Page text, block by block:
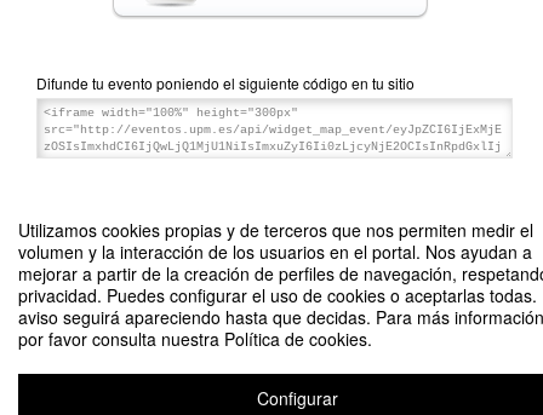
Utilizamos cookies propias y de terceros que nos permiten medir el
volumen y la interacción de los usuarios en el portal. Nos ayudan a
mejorar a partir de la creación de perfiles de navegación,
privacidad. Puedes configurar el uso de cookies o aceptarlas todas.
aviso seguirá apareciendo hasta que decidas. Para más
por favor consulta nuestra Política de cookies.
Configurar
Difunde tu evento poniendo el siguiente código en tu sitio
Conferencia AstraZeneca Organizado por Equipo Satelec 2024
Aviso legal |Contacto
Plataforma de organización de eventos Symposium
Copyright © 2026